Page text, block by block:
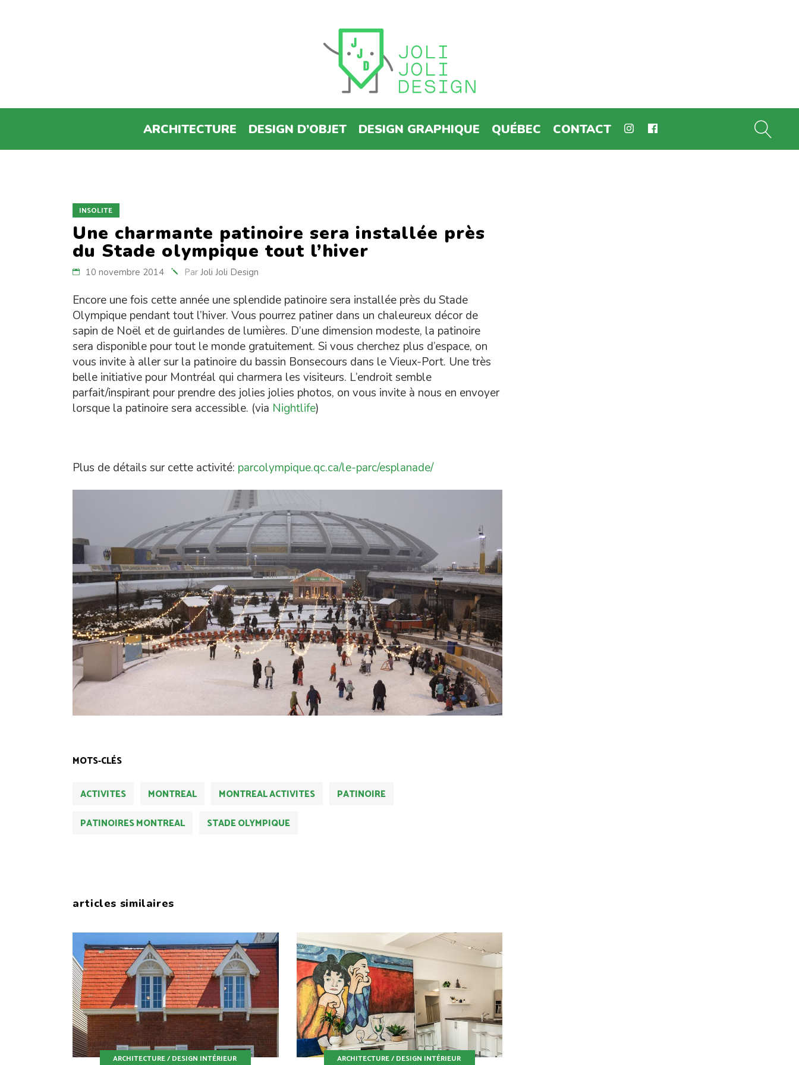
ARCHITECTURE DESIGN D’OBJET DESIGN GRAPHIQUE QUÉBEC CONTACT
INSOLITE
Une charmante patinoire sera installée près
du Stade olympique tout l’hiver
10 novembre 2014 Par Joli Joli Design
Encore une fois cette année une splendide patinoire sera installée près du Stade
Olympique pendant tout l’hiver. Vous pourrez patiner dans un chaleureux décor de
sapin de Noël et de guirlandes de lumières. D’une dimension modeste, la patinoire
sera disponible pour tout le monde gratuitement. Si vous cherchez plus d’espace, on
vous invite à aller sur la patinoire du bassin Bonsecours dans le Vieux-Port. Une très
belle initiative pour Montréal qui charmera les visiteurs. L’endroit semble
parfait/inspirant pour prendre des jolies jolies photos, on vous invite à nous en envoyer
lorsque la patinoire sera accessible. (via Nightlife)
Plus de détails sur cette activité: parcolympique.qc.ca/le-parc/esplanade/
MOTS-CLÉS
ACTIVITES MONTREAL MONTREAL ACTIVITES
PATINOIRE
PATINOIRES MONTREAL
STADE OLYMPIQUE
articles similaires
ARCHITECTURE / DESIGN INTÉRIEUR ARCHITECTURE / DESIGN INTÉRIEUR